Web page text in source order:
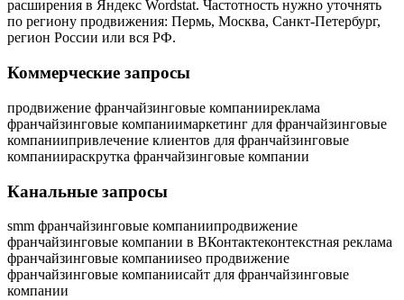
расширения в Яндекс Wordstat. Частотность нужно уточнять
по региону продвижения: Пермь, Москва, Санкт-Петербург,
регион России или вся РФ.
Коммерческие запросы
продвижение франчайзинговые компанииреклама
франчайзинговые компаниимаркетинг для франчайзинговые
компаниипривлечение клиентов для франчайзинговые
компаниираскрутка франчайзинговые компании
Канальные запросы
smm франчайзинговые компаниипродвижение
франчайзинговые компании в ВКонтактеконтекстная реклама
франчайзинговые компанииseo продвижение
франчайзинговые компаниисайт для франчайзинговые
компании